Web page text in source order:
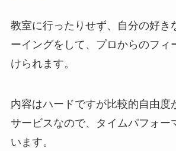
教室に行ったりせず、自分の好き
ーイングをして、プロからのフィ
けられます。
内容はハードですが比較的自由度
サービスなので、タイムパフォー
います。